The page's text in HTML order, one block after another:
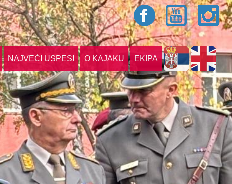
NAJVEĆI USPESI O KAJAKU EKIPA